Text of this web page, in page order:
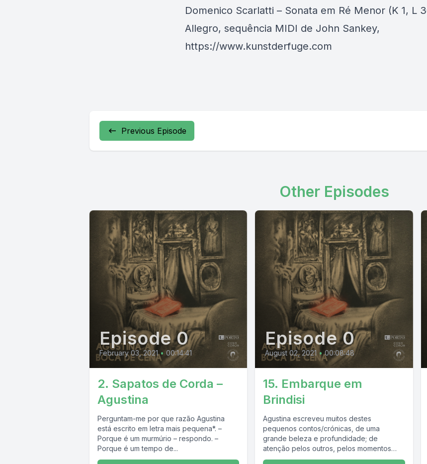
Domenico Scarlatti – Sonata em Ré Menor (K 1, L
Allegro, sequência MIDI de John Sankey,
https://www.kunstderfuge.com
Previous Episode
Other Episodes
Episode 0
February 03, 2021 • 00:14:41
2. Sapatos de Corda –
Agustina
Perguntam-me por que razão Agustina
está escrito em letra mais pequena*. –
Porque é um murmúrio – respondo. –
Porque é um tempo de...
Episode 0
August 02, 2021 • 00:08:48
15. Embarque em
Brindisi
Agustina escreveu muitos destes
pequenos contos/crónicas, de uma
grande beleza e profundidade; de
atenção pelos outros, pelos momentos
breves das suas vidas, que ela...